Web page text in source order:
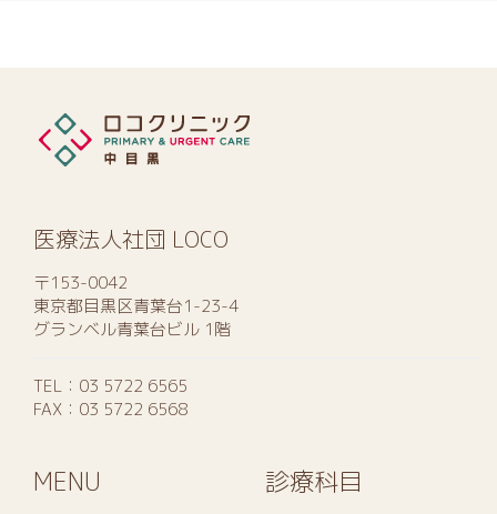
医療法人社団 LOCO
〒153-0042
東京都目黒区青葉台1-23-4
グランベル青葉台ビル 1階
TEL： 03 5722 6565
FAX：03 5722 6568
MENU 診療科目